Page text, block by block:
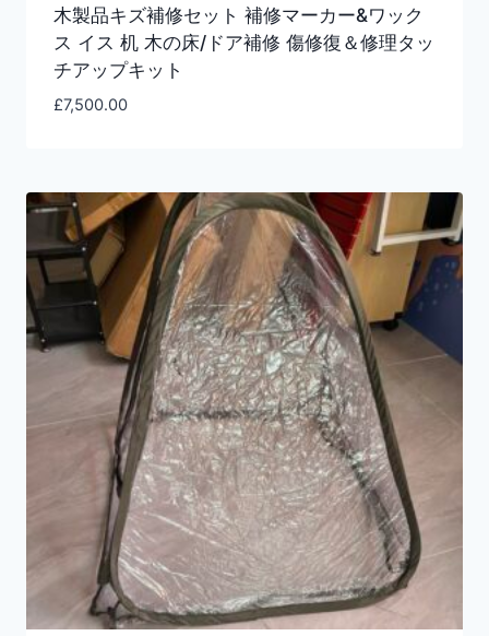
木製品キズ補修セット 補修マーカー&ワック
ス イス 机 木の床/ドア補修 傷修復＆修理タッ
チアップキット
£7,500.00